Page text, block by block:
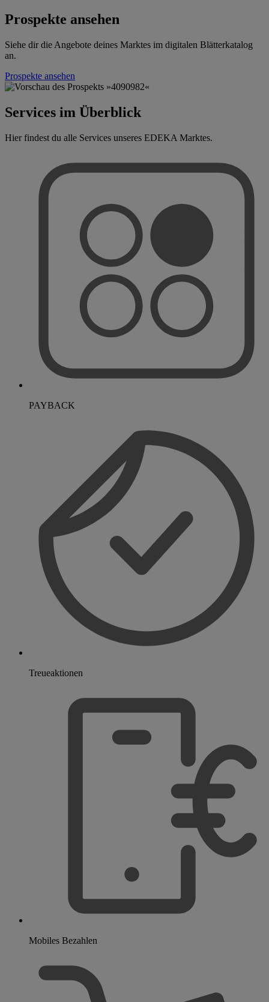
Prospekte ansehen
Siehe dir die Angebote deines Marktes im digitalen Blätterkatalog
an.
Prospekte ansehen
Services im Überblick
Hier findest du alle Services unseres EDEKA Marktes.
PAYBACK
Treueaktionen
Mobiles Bezahlen